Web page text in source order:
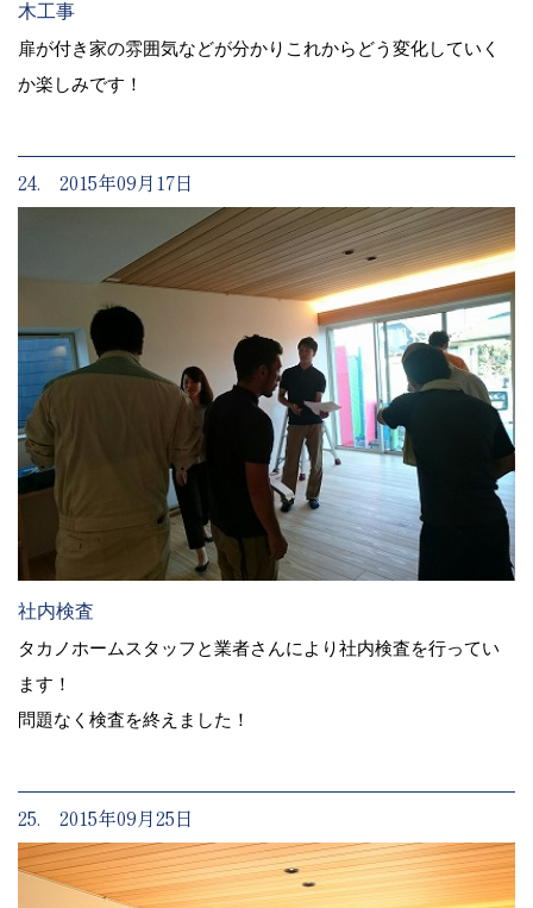
木工事
扉が付き家の雰囲気などが分かりこれからどう変化していく
か楽しみです！
24. 2015年09月17日
社内検査
タカノホームスタッフと業者さんにより社内検査を行ってい
ます！
問題なく検査を終えました！
25. 2015年09月25日